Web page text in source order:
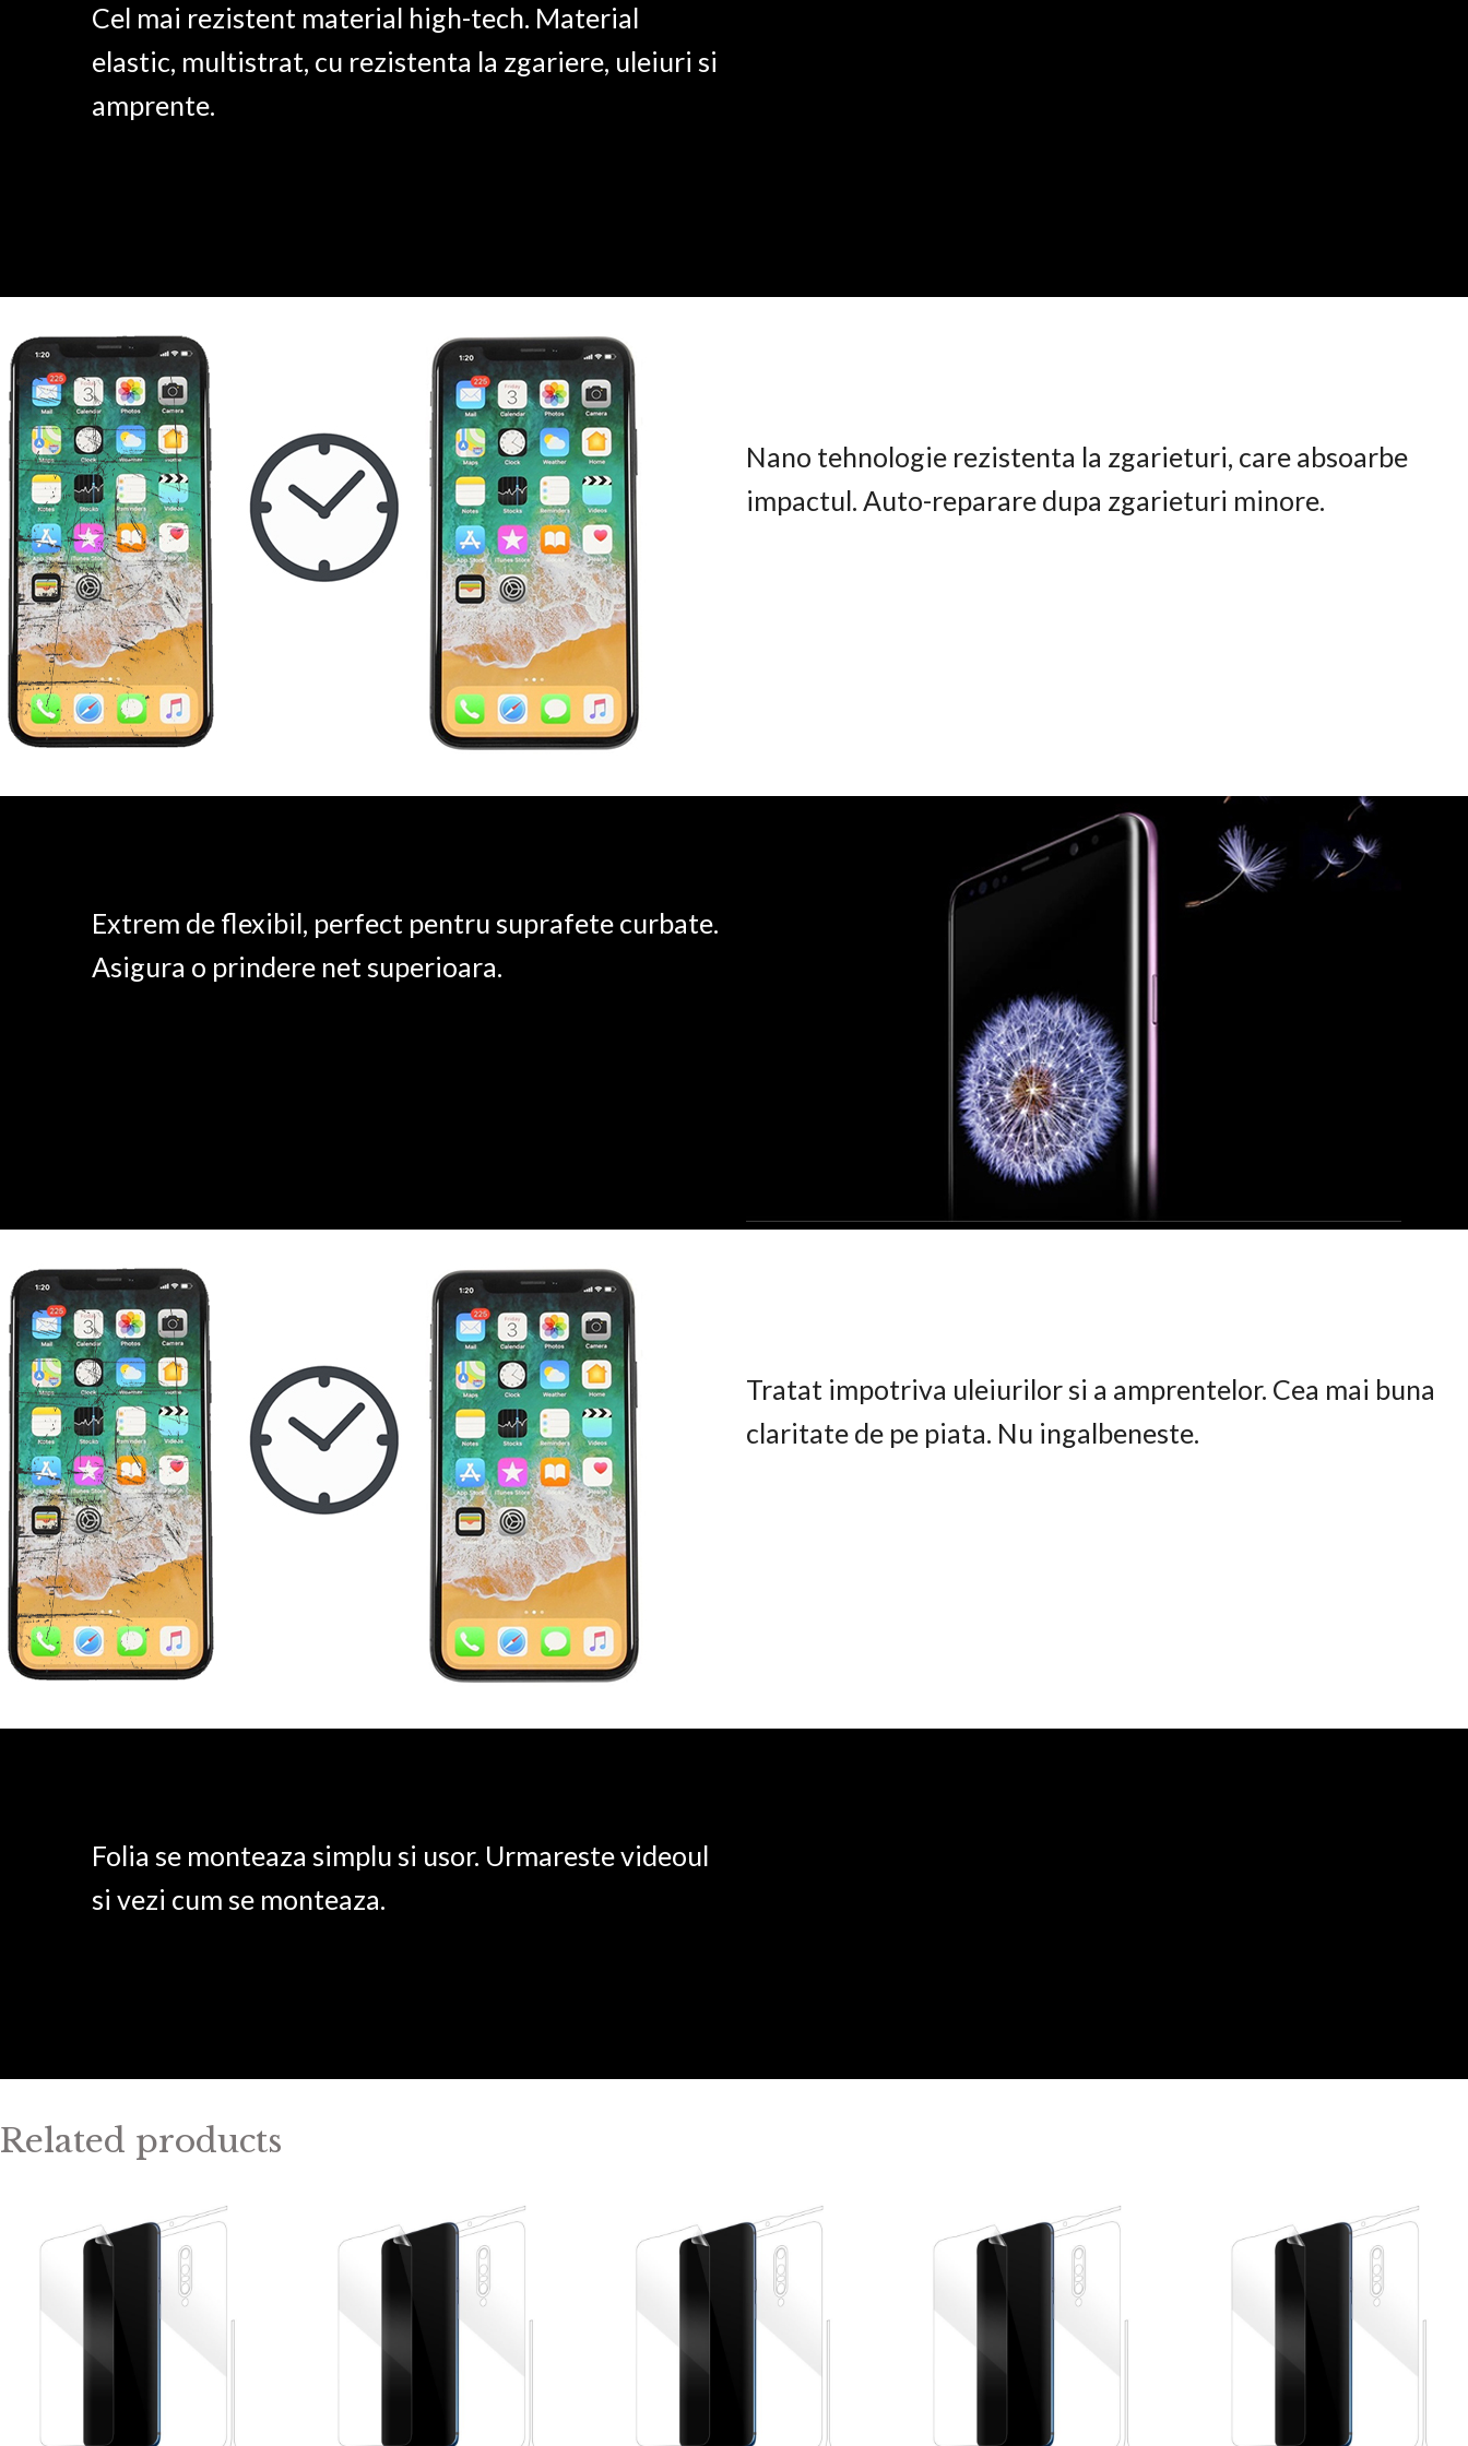
Cel mai rezistent material high-tech. Material
elastic, multistrat, cu rezistenta la zgariere, uleiuri si
amprente.
Nano tehnologie rezistenta la zgarieturi, care absoarbe
impactul. Auto-reparare dupa zgarieturi minore.
Extrem de flexibil, perfect pentru suprafete curbate.
Asigura o prindere net superioara.
Tratat impotriva uleiurilor si a amprentelor. Cea mai buna
claritate de pe piata. Nu ingalbeneste.
Folia se monteaza simplu si usor. Urmareste videoul
si vezi cum se monteaza.
Related products